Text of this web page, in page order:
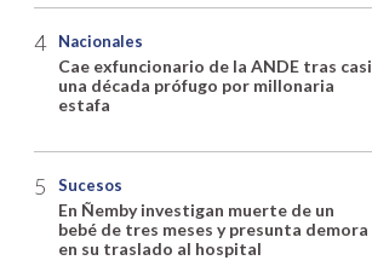
Nacionales
Cae exfuncionario de la ANDE tras casi
una década prófugo por millonaria
estafa
Sucesos
En Ñemby investigan muerte de un
bebé de tres meses y presunta demora
en su traslado al hospital